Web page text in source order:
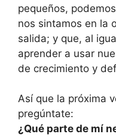
pequeños,
nos sintamos en la
salida; y que, al
aprender a usar
de crecimiento y
Así que la próxima
pregúntate:
¿Qué parte de mí